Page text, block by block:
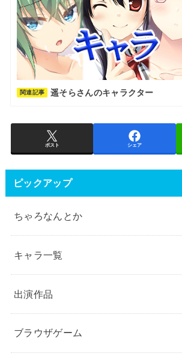
関連記事 遥そらさんのキャラクター
ポスト シェア
ピックアップ
ちゃろなんとか
キャラ一覧
出演作品
ブラウザゲーム